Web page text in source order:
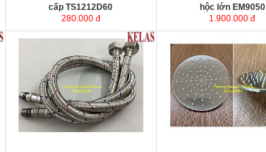
cấp TS1212D60
280.000 đ
hộc lớn EM9050
1.900.000 đ